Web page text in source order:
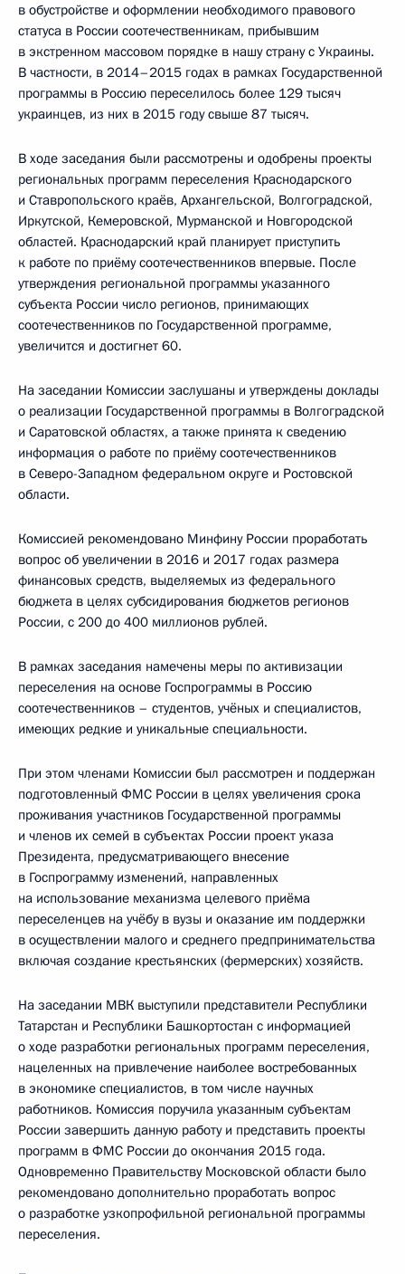
в обустройстве и оформлении необходимого правового
статуса в России соотечественникам, прибывшим
в экстренном массовом порядке в нашу страну с Украины.
В частности, в 2014–2015 годах в рамках Государственной
программы в Россию переселилось более 129 тысяч
украинцев, из них в 2015 году свыше 87 тысяч.
В ходе заседания были рассмотрены и одобрены проекты
региональных программ переселения Краснодарского
и Ставропольского краёв, Архангельской, Волгоградской,
Иркутской, Кемеровской, Мурманской и Новгородской
областей. Краснодарский край планирует приступить
к работе по приёму соотечественников впервые. После
утверждения региональной программы указанного
субъекта России число регионов, принимающих
соотечественников по Государственной программе,
увеличится и достигнет 60.
На заседании Комиссии заслушаны и утверждены доклады
о реализации Государственной программы в Волгоградской
и Саратовской областях, а также принята к сведению
информация о работе по приёму соотечественников
в Северо-Западном федеральном округе и Ростовской
области.
Комиссией рекомендовано Минфину России проработать
вопрос об увеличении в 2016 и 2017 годах размера
финансовых средств, выделяемых из федерального
бюджета в целях субсидирования бюджетов регионов
России, с 200 до 400 миллионов рублей.
В рамках заседания намечены меры по активизации
переселения на основе Госпрограммы в Россию
соотечественников – студентов, учёных и специалистов,
имеющих редкие и уникальные специальности.
При этом членами Комиссии был рассмотрен и поддержан
подготовленный ФМС России в целях увеличения срока
проживания участников Государственной программы
и членов их семей в субъектах России проект указа
Президента, предусматривающего внесение
в Госпрограмму изменений, направленных
на использование механизма целевого приёма
переселенцев на учёбу в вузы и оказание им поддержки
в осуществлении малого и среднего предпринимательства
включая создание крестьянских (фермерских) хозяйств.
На заседании МВК выступили представители Республики
Татарстан и Республики Башкортостан с информацией
о ходе разработки региональных программ переселения,
нацеленных на привлечение наиболее востребованных
в экономике специалистов, в том числе научных
работников. Комиссия поручила указанным субъектам
России завершить данную работу и представить проекты
программ в ФМС России до окончания 2015 года.
Одновременно Правительству Московской области было
рекомендовано дополнительно проработать вопрос
о разработке узкопрофильной региональной программы
переселения.